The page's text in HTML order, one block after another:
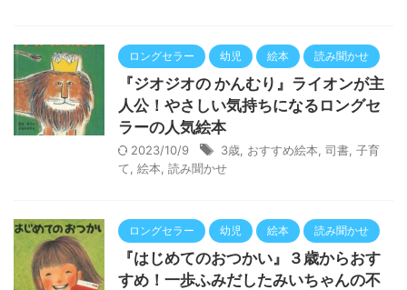
ロングセラー 幼児 絵本 読み聞かせ
『ジオジオの かんむり』ライオンが主
人公！やさしい気持ちになるロングセ
ラーの人気絵本
2023/10/9 3歳 おすすめ絵本 司書 子育
て 絵本 読み聞かせ
ロングセラー 幼児 絵本 読み聞かせ
『はじめてのおつかい』３歳からおす
すめ！一歩ふみだしたみいちゃんの不